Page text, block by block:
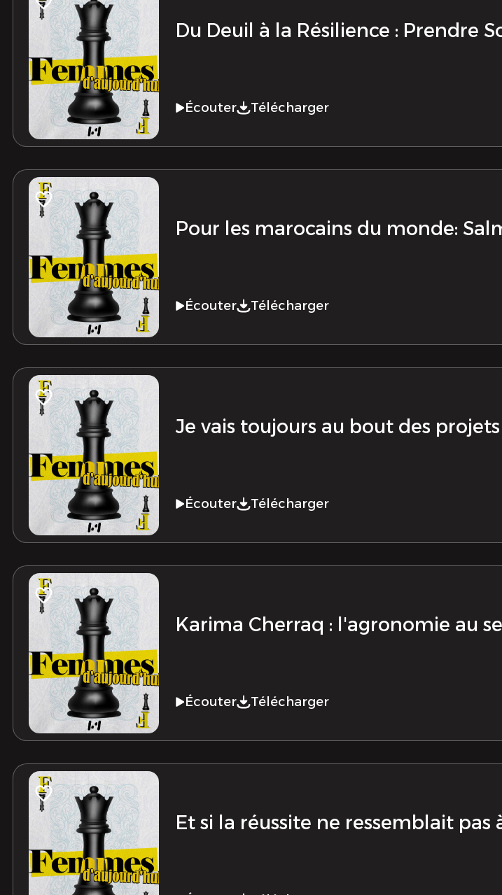
Du Deuil à la Résilience : Prendre
Écouter Télécharger
Pour les marocains du monde:
Écouter Télécharger
Je vais toujours au bout des
Écouter Télécharger
Karima Cherraq : l'agronomie au
Écouter Télécharger
Et si la réussite ne ressemblait pas